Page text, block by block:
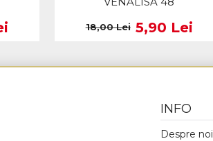
5,90 Lei
18,00 Lei
INFO
Despre noi